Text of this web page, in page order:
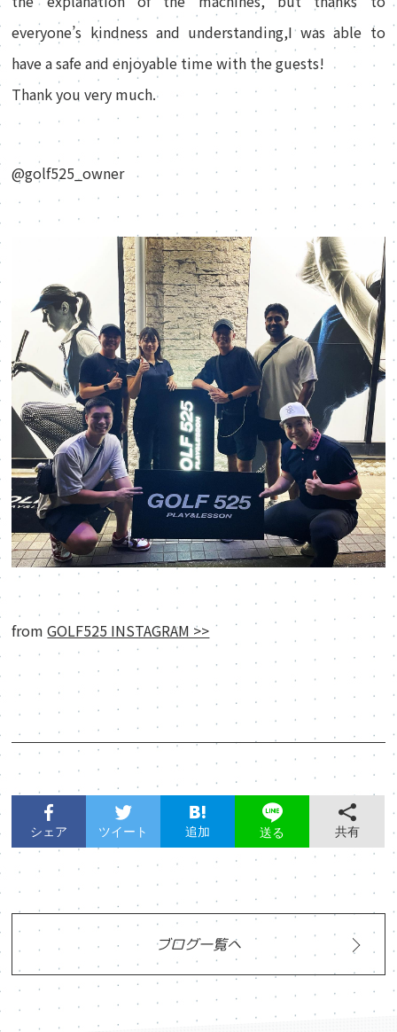
everyone’s kindness and understanding,I was able to
have a safe and enjoyable time with the guests!
Thank you very much.
@golf525_owner
fromGOLF525 INSTAGRAM >>
シェア ツイート 追加 送る 共有
ブログ一覧へ